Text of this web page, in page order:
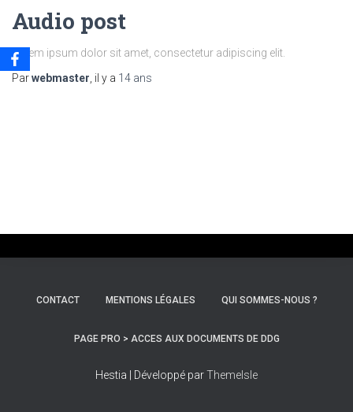
Audio post
Lorem ipsum dolor sit amet, consectetur adipiscing elit.
Parwebmaster , il y a 14 ans
CONTACT MENTIONS LÉGALES QUI SOMMES-NOUS ?
PAGE PRO > ACCES AUX DOCUMENTS DE DDG
Hestia | Développé parThemeIsle